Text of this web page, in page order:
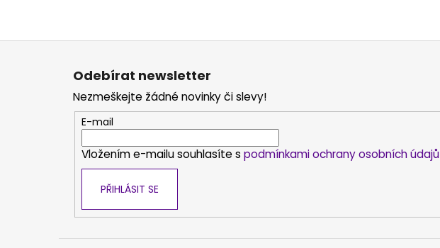
Z
Odebírat newsletter
Nezmeškejte žádné novinky či slevy!
E-mail
Vložením e-mailu souhlasíte s podmínkami ochrany osobních údajů
PŘIHLÁSIT SE